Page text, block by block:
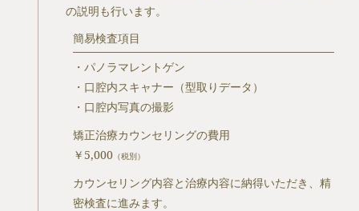
の説明も行います。
簡易検査項目
・パノラマレントゲン
・口腔内スキャナー（型取りデータ）
・口腔内写真の撮影
矯正治療カウンセリングの費用
￥5,000（税別）
カウンセリング内容と治療内容に納得いただき、精
密検査に進みます。